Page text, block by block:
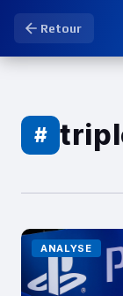
Retour
#
ANALYSE